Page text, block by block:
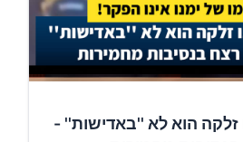
זלקה הוא לא ''באדישות'' -